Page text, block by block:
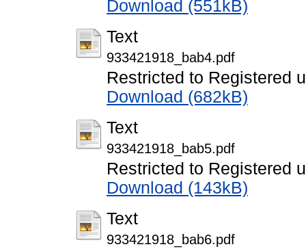
Download (551kB)
Text
933421918_bab4.pdf
Restricted to Registered
Download (682kB)
Text
933421918_bab5.pdf
Restricted to Registered
Download (143kB)
Text
933421918_bab6.pdf